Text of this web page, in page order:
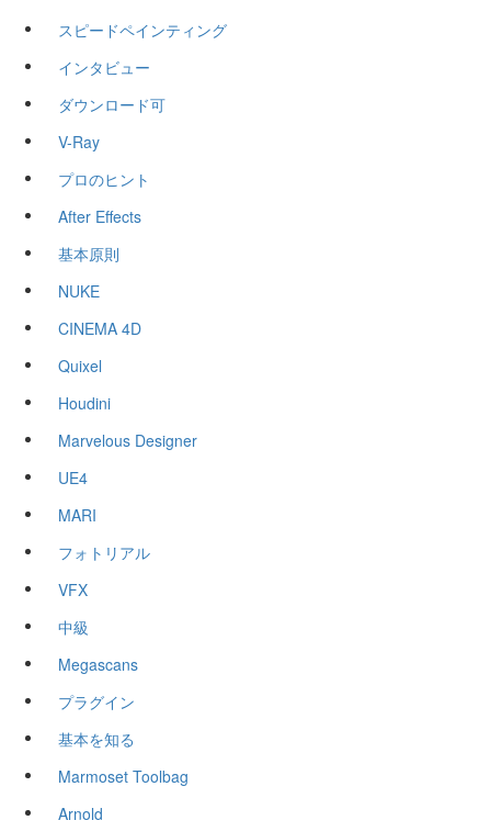
スピードペインティング
インタビュー
ダウンロード可
V-Ray
プロのヒント
After Effects
基本原則
NUKE
CINEMA 4D
Quixel
Houdini
Marvelous Designer
UE4
MARI
フォトリアル
VFX
中級
Megascans
プラグイン
基本を知る
Marmoset Toolbag
Arnold